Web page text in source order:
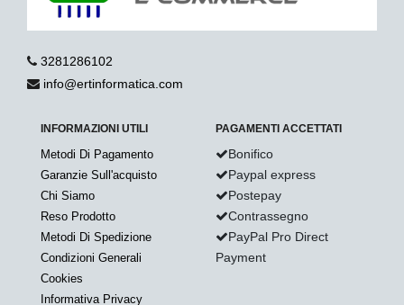
3281286102
info@ertinformatica.com
INFORMAZIONI UTILI
Metodi Di Pagamento
Garanzie Sull'acquisto
Chi Siamo
Reso Prodotto
Metodi Di Spedizione
Condizioni Generali
Cookies
Informativa Privacy
PAGAMENTI ACCETTATI
Bonifico
Paypal express
Postepay
Contrassegno
PayPal Pro Direct
Payment